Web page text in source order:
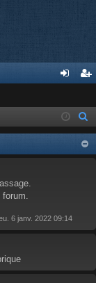
ne
xi
on
nr
eg
ist
forum.
jeu. 6 janv. 2022 09:14